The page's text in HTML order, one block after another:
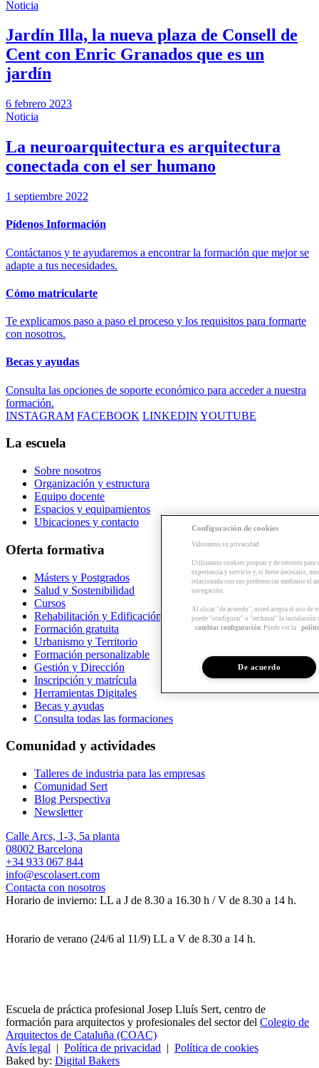
Noticia
Jardín Illa, la nueva plaza de Consell de
Cent con Enric Granados que es un
jardín
6 febrero 2023
Noticia
La neuroarquitectura es arquitectura
conectada con el ser humano
1 septiembre 2022
Pídenos Información
Contáctanos y te ayudaremos a encontrar la formación que mejor se
adapte a tus necesidades.
Cómo matricularte
Te explicamos paso a paso el proceso y los requisitos para formarte
con nosotros.
Becas y ayudas
Consulta las opciones de soporte económico para acceder a nuestra
formación.
INSTAGRAM FACEBOOK LINKEDIN YOUTUBE
La escuela
Sobre nosotros
Organización y estructura
Equipo docente
Espacios y equipamientos
Ubicaciones y contacto
Oferta formativa
Másters y Postgrados
Salud y Sostenibilidad
Cursos
Rehabilitación y Edificación
Formación gratuita
Urbanismo y Territorio
Formación personalizable
Gestión y Dirección
Inscripción y matrícula
Herramientas Digitales
Becas y ayudas
Consulta todas las formaciones
Comunidad y actividades
Talleres de industria para las empresas
Comunidad Sert
Blog Perspectiva
Newsletter
Calle Arcs, 1-3, 5a planta
08002 Barcelona
+34 933 067 844
info@escolasert.com
Contacta con nosotros
Horario de invierno: LL a J de 8.30 a 16.30 h / V de 8.30 a 14 h.
Horario de verano (24/6 al 11/9) LL a V de 8.30 a 14 h.
Escuela de práctica profesional Josep Lluís Sert, centro de
formación para arquitectos y profesionales del sector del Colegio de
Arquitectos de Cataluña (COAC)
Avís legal | Política de privacidad | Política de cookies
Baked by: Digital Bakers
Configuración de cookies
Valoramos su privacidad
Utilizamos cookies propias y de terceros para
experiencia y servicio y, si fuese necesario,
relacionada con sus preferencias mediante el
navegación.
Al clicar "de acuerdo", usted acepta el uso de
puede "configurar" o "rechazar" la instalación
cambiar configuración. Puede ver la
De acuerdo